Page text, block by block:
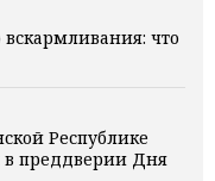
что
Республике
преддверии Дня